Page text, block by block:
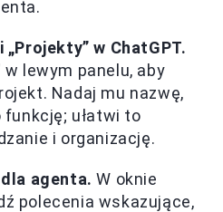
w ChatGPT.
w lewym panelu, aby
Nadaj mu nazwę,
ułatwi to
i organizację.
agenta. W oknie
polecenia wskazujące,